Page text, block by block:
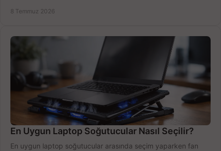
8 Temmuz 2026
En Uygun Laptop Soğutucular Nasıl Seçilir?
En uygun laptop soğutucular arasında seçim yaparken fan